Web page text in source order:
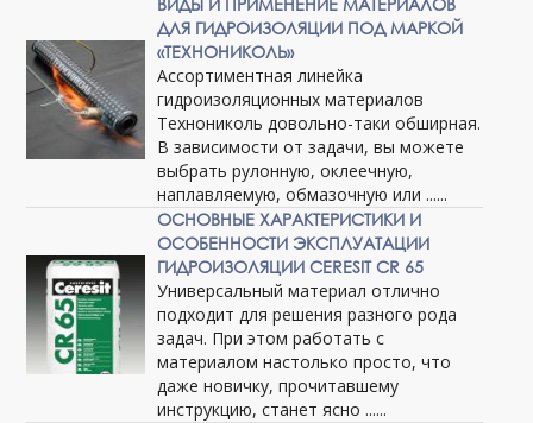
ВИДЫ И ПРИМЕНЕНИЕ МАТЕРИАЛОВ
ДЛЯ ГИДРОИЗОЛЯЦИИ ПОД МАРКОЙ
«ТЕХНОНИКОЛЬ»
Ассортиментная линейка
гидроизоляционных материалов
Технониколь довольно-таки обширная.
В зависимости от задачи, вы можете
выбрать рулонную, оклеечную,
наплавляемую, обмазочную или ......
ОСНОВНЫЕ ХАРАКТЕРИСТИКИ И
ОСОБЕННОСТИ ЭКСПЛУАТАЦИИ
ГИДРОИЗОЛЯЦИИ CERESIT CR 65
Универсальный материал отлично
подходит для решения разного рода
задач. При этом работать с
материалом настолько просто, что
даже новичку, прочитавшему
инструкцию, станет ясно ......